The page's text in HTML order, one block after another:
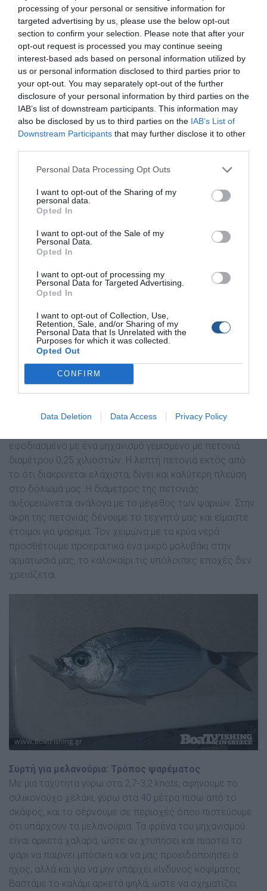
processing of your personal or sensitive information for
targeted advertising by us, please use the below opt-out
section to confirm your selection. Please note that after your
opt-out request is processed you may continue seeing
interest-based ads based on personal information utilized by
us or personal information disclosed to third parties prior to
your opt-out. You may separately opt-out of the further
disclosure of your personal information by third parties on the
IAB’s list of downstream participants. This information may
also be disclosed by us to third parties on the IAB’s List of
Downstream Participants that may further disclose it to other
Personal Data Processing Opt Outs
I want to opt-out of the Sharing of my
personal data.
Opted In
I want to opt-out of the Sale of my
Personal Data.
Opted In
I want to opt-out of processing my
Personal Data for Targeted Advertising.
Opted In
I want to opt-out of Collection, Use,
Retention, Sale, and/or Sharing of my
Personal Data that Is Unrelated with the
Purposes for which it was collected.
Opted Out
CONFIRM
Data Deletion Data Access Privacy Policy
Άλλα πλεονεκτήματα των σιλικονούχων
Το αγκίστρι -και όχι η σαλαγκιά πολλών άλλων τεχνητών-
µας δίνει σίγουρα πιασίµατα και δύσκολα ξεψαρίσµατα,
µέχρι το σκάφος ή την ακτή. Το µικρό του βάρος µας
οδηγεί σε ελαφρύτερο εξοπλισµό, άρα και πολύ πιο
ξεκούραστο και διασκεδαστικό ψάρεµα. Ο τρόπος
αρµατώµατος και ψαρέµατος είναι αρκετά εύκολος, δε
χρειάζεται εξειδικευµένες γνώσεις ή εξοπλισµό, κι έτσι
µπορεί να ασχοληθεί εύκολα µε αυτό ακόµη κι ένας νέος
ψαράς. Η αργή ταχύτητα πλεύσης του µας διευκολύνει
πορεία του σκάφους.
Εδώ θα χρειαστούµε ένα καλάµι αρκετά ελαφρύ, µε µικρό
εφοδιασµένο µε ένα µηχανισµό γεµισµένο µε πετονιά
διαµέτρου 0,25 χιλιοστών. Η λεπτή πετονιά εκτός από
το ότι διακρίνεται ελάχιστα, δίνει και καλύτερη πλεύση
στο δόλωµά µας. Η διάµετρος της πετονιάς
αυξοµειώνεται ανάλογα µε το µέγεθος των ψαριών. Στην
άκρη της πετονιάς δένουµε το τεχνητό µας και είµαστε
έτοιµοι για ψάρεµα. Τον χειµώνα µε τα κρύα νερά
προσθέτουµε προεραιτικά ένα µικρό µολυβάκι στην
αρµατωσιά µας, το καλοκαίρι τις υπόλοιπες εποχές δεν
χρειάζεται.
Συρτή για μελανούρια: Τρόπος ψαρέματος
Με µια ταχύτητα γύρω στα 2,7-3,2 knots, αφήνουμε το
σιλικονούχο χελάκι, γύρω στα 40 µέτρα πίσω από το
σκάφος, και το σέρνουµε σε περιοχές όπου πιστεύουµε
ότι υπάρχουν τα μελανούρια. Τα φρένα του µηχανισµού
είναι αρκετά χαλαρά, ώστε αν χτυπήσει και πιαστεί το
ψάρι να παίρνει µπόσικα και να µας προειδοποιήσει ο
ήχος, αλλά και για να µην υπάρχει κίνδυνος κοψίµατος.
Βαστάµε το καλάµι αρκετά ψηλά, ώστε να σχηµατίζει